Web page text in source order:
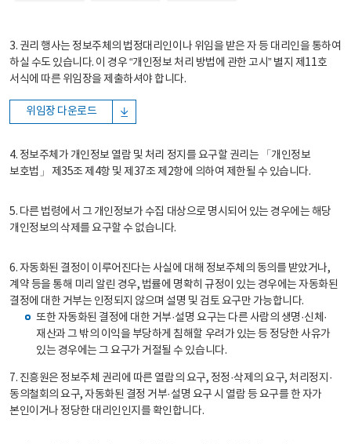
3. 권리 행사는 정보주체의 법정대리인이나 위임을 받은 자 등 대리인을 통하여
하실 수도 있습니다. 이 경우 “개인정보 처리 방법에 관한 고시” 별지 제11호
서식에 따른 위임장을 제출하셔야 합니다.
위임장 다운로드
4. 정보주체가 개인정보 열람 및 처리 정지를 요구할 권리는 「개인정보
보호법」 제35조 제4항 및 제37조 제2항에 의하여 제한될 수 있습니다.
5. 다른 법령에서 그 개인정보가 수집 대상으로 명시되어 있는 경우에는 해당
개인정보의 삭제를 요구할 수 없습니다.
6. 자동화된 결정이 이루어진다는 사실에 대해 정보주체의 동의를 받았거나,
계약 등을 통해 미리 알린 경우, 법률에 명확히 규정이 있는 경우에는 자동화된
결정에 대한 거부는 인정되지 않으며 설명 및 검토 요구만 가능합니다.
또한 자동화된 결정에 대한 거부·설명 요구는 다른 사람의 생명·신체·
재산과 그 밖의 이익을 부당하게 침해할 우려가 있는 등 정당한 사유가
있는 경우에는 그 요구가 거절될 수 있습니다.
7. 진흥원은 정보주체 권리에 따른 열람의 요구, 정정·삭제의 요구, 처리정지·
동의철회의 요구, 자동화된 결정 거부·설명 요구 시 열람 등 요구를 한 자가
본인이거나 정당한 대리인인지를 확인합니다.